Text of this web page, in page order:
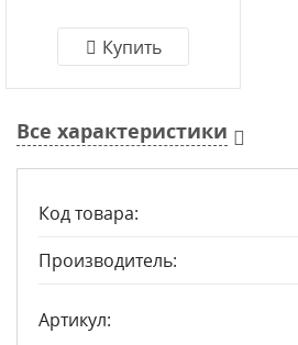
Купить
Все характеристики
Код товара:
Производитель:
Артикул: